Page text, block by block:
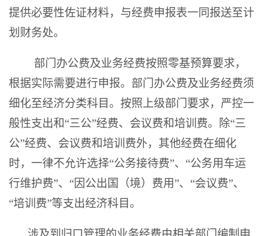
提供必要性佐证材料，与经费申报表一同报送至计
划财务处。
部门办公费及业务经费按照零基预算要求，
根据实际需要进行申报。部门办公费及业务经费须
细化至经济分类科目。按照上级部门要求，严控一
般性支出和“三公”经费、会议费和培训费。除“三
公”经费、会议费和培训费外，其他经费在细化
时，一律不允许选择“公务接待费”、“公务用车运
行维护费”、“因公出国（境）费用”、“会议费”、
“培训费”等支出经济科目。